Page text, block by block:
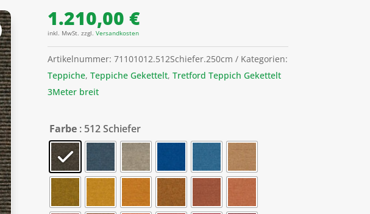
1.210,00 €
inkl. MwSt. zzgl. Versandkosten
Artikelnummer: 71101012.512Schiefer.250cm
Kategorien:
Teppiche, Teppiche Gekettelt, Tretford Teppich Gekettelt
3Meter breit
Farbe : 512 Schiefer